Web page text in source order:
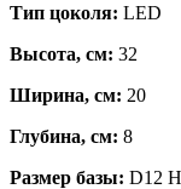
Тип цоколя: LED
Высота, см: 32
Ширина, см: 20
Глубина, см: 8
Размер базы: D12